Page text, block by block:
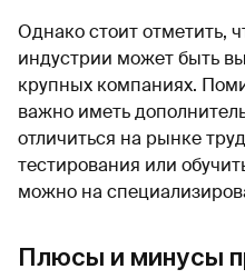
Однако стоит отметить,
индустрии может быть
крупных компаниях.
важно иметь
отличиться на рынке
тестирования или
можно на
Плюсы и минусы